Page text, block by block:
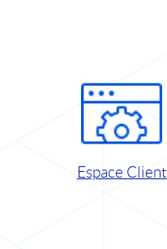
Espace Client